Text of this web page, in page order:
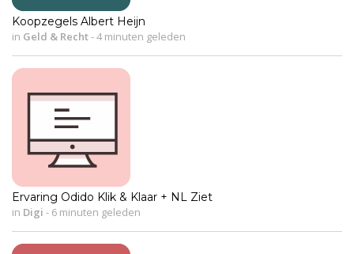
Koopzegels Albert Heijn
in Geld & Recht-4 minuten geleden
Ervaring Odido Klik & Klaar + NL Ziet
in Digi - 6 minuten geleden